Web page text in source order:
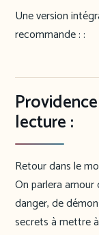
Une version
recommande : :
lecture :
Retour dans le
On parlera
danger, de
secrets à mettre